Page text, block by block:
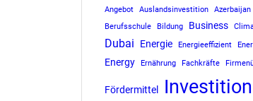
Angebot Auslandsinvestition Azerbaijan
Berufsschule
Bildung Business
Dubai Energie Energieeffizient
Energy Ernährung Fachkräfte
Fördermittel Investition